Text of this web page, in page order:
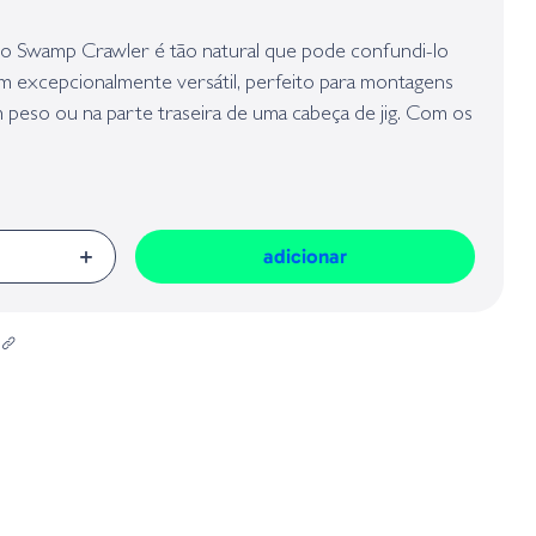
Swamp Crawler é tão natural que pode confundi-lo
excepcionalmente versátil, perfeito para montagens
peso ou na parte traseira de uma cabeça de jig. Com os
impregnado de sal, os peixes não resistem e não
adicionar